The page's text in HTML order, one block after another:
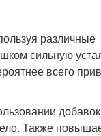
различные
сильную
всего
Также